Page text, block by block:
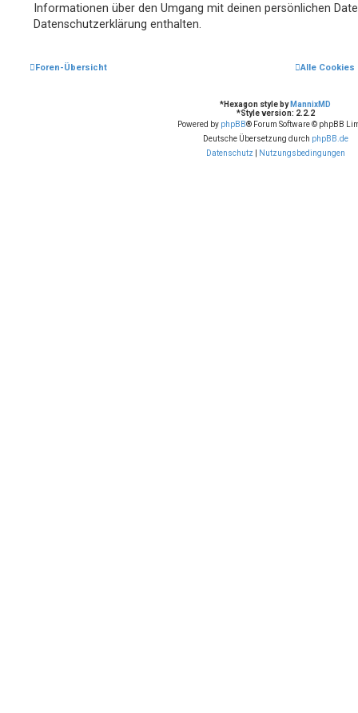
Informationen über den Umgang mit deinen persönlichen
Datenschutzerklärung enthalten.
Foren-Übersicht Alle
*Hexagon style by MannixMD
*Style version: 2.2.2
Powered by phpBB® Forum Software © phpBB
Deutsche Übersetzung durch phpBB.de
Datenschutz
Nutzungsbedingungen